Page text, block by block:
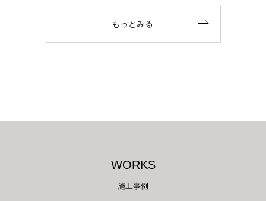
もっとみる
WORKS
施工事例